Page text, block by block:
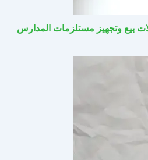
بيع وتجهيز مستلزمات المدارس